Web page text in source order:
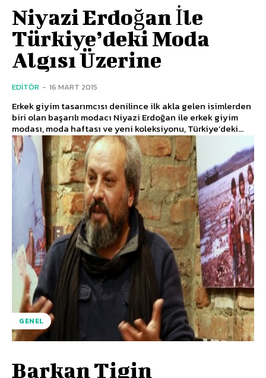
Niyazi Erdoğan İle
Türkiye’deki Moda
Algısı Üzerine
EDITÖR - 16 MART 2015
Erkek giyim tasarımcısı denilince ilk akla gelen isimlerden
biri olan başarılı modacı Niyazi Erdoğan ile erkek giyim
modası, moda haftası ve yeni koleksiyonu, Türkiye’deki...
GENEL
Barkan Tigin